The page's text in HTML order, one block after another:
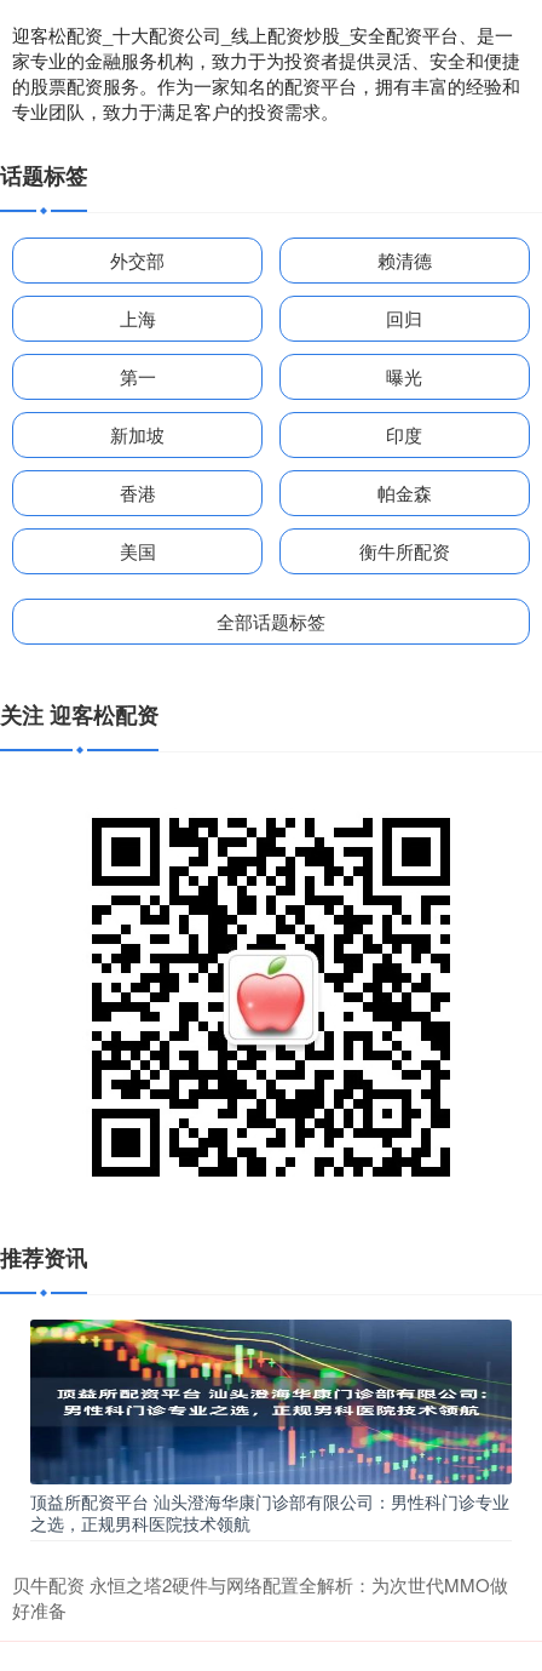
迎客松配资_十大配资公司_线上配资炒股_安全配资平台、是一
家专业的金融服务机构，致力于为投资者提供灵活、安全和便捷
的股票配资服务。作为一家知名的配资平台，拥有丰富的经验和
专业团队，致力于满足客户的投资需求。
话题标签
外交部 赖清德
上海 回归
第一 曝光
新加坡 印度
香港 帕金森
美国 衡牛所配资
全部话题标签
关注 迎客松配资
推荐资讯
顶益所配资平台 汕头澄海华康门诊部有限公司：男性科门诊专业
之选，正规男科医院技术领航
贝牛配资 永恒之塔2硬件与网络配置全解析：为次世代MMO做
好准备